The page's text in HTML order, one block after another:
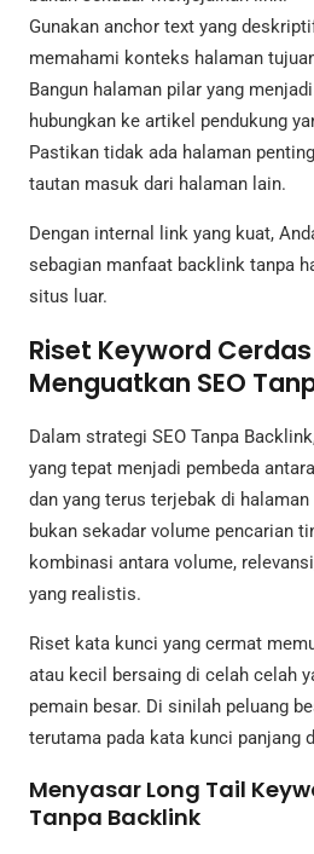
Gunakan anchor text yang
memahami konteks halaman
Bangun halaman pilar yang
hubungkan ke artikel pendukung
Pastikan tidak ada halaman
tautan masuk dari halaman lain.
Dengan internal link yang kuat,
sebagian manfaat backlink tanpa
situs luar.
Riset Keyword
Menguatkan SEO
Dalam strategi SEO Tanpa
yang tepat menjadi pembeda
dan yang terus terjebak di
bukan sekadar volume pencarian
kombinasi antara volume,
yang realistis.
Riset kata kunci yang cermat
atau kecil bersaing di celah celah
pemain besar. Di sinilah peluang
terutama pada kata kunci panjang
Menyasar Long Tail
Tanpa Backlink